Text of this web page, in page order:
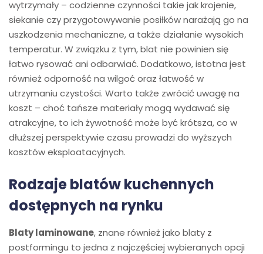
wytrzymały – codzienne czynności takie jak krojenie,
siekanie czy przygotowywanie posiłków narażają go na
uszkodzenia mechaniczne, a także działanie wysokich
temperatur. W związku z tym, blat nie powinien się
łatwo rysować ani odbarwiać. Dodatkowo, istotna jest
również odporność na wilgoć oraz łatwość w
utrzymaniu czystości. Warto także zwrócić uwagę na
koszt – choć tańsze materiały mogą wydawać się
atrakcyjne, to ich żywotność może być krótsza, co w
dłuższej perspektywie czasu prowadzi do wyższych
kosztów eksploatacyjnych.
Rodzaje blatów kuchennych
dostępnych na rynku
Blaty laminowane, znane również jako blaty z
postformingu to jedna z najczęściej wybieranych opcji